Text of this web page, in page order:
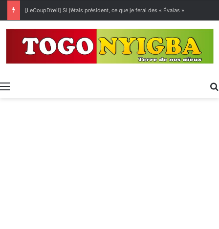
[LeCoupD’œil] Si j’étais président, ce que je ferai des « Évalas »
Menu